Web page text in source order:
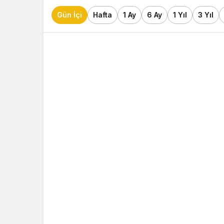
Gün İçi Hafta 1 Ay 6 Ay 1 Yıl 3 Yıl